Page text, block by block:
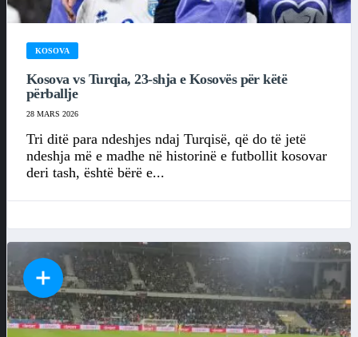
KOSOVA
Kosova vs Turqia, 23-shja e Kosovës për këtë
përballje
28 MARS 2026
Tri ditë para ndeshjes ndaj Turqisë, që do të jetë
ndeshja më e madhe në historinë e futbollit kosovar
deri tash, është bërë e...